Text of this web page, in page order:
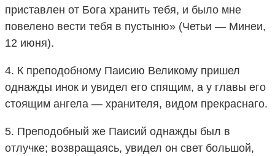
приставлен от Бога хранить тебя, и было мне
повелено вести тебя в пустыню» (Четьи — Минеи,
12 июня).
4. К преподобному Паисию Великому пришел
однажды инок и увидел его спящим, а у главы его
стоящим ангела — хранителя, видом прекраснаго.
5. Преподобный же Паисий однажды был в
отлучке; возвращаясь, увидел он свет большой,